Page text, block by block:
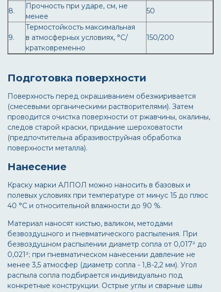
8.
Прочность при ударе, см, не
менее
50
9.
Термостойкость максимальная
в атмосферных условиях, °С/
кратковременно
150/200
Подготовка поверхности
Поверхность перед окрашиванием обезжиривается
(смесевыми органическими растворителями). Затем
проводится очистка поверхности от ржавчины, окалины,
следов старой краски, придание шероховатости
(предпочтительна абразивоструйная обработка
поверхности металла).
Нанесение
Краску марки АЛПОЛ можно наносить в базовых и
полевых условиях при температуре от минус 15 до плюс
40 °С и относительной влажности до 90 %.
Материал наносят кистью, валиком, методами
безвоздушного и пневматического распыления. При
безвоздушном распылении диаметр сопла от 0,017² до
0,021²; при пневматическом нанесении давление не
менее 3,5 атмосфер (диаметр сопла - 1,8-2,2 мм). Угол
распыла сопла подбирается индивидуально под
конкретные конструкции. Острые углы и сварные швы